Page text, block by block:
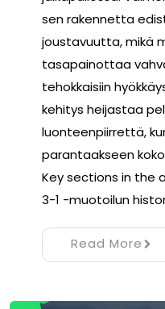
sen rakennetta
joustavuutta, mikä
tasapainottaa
tehokkaisiin
kehitys heijastaa
luonteenpiirrettä,
parantaakseen
Key sections in the
3-1 -muotoilun
Read More